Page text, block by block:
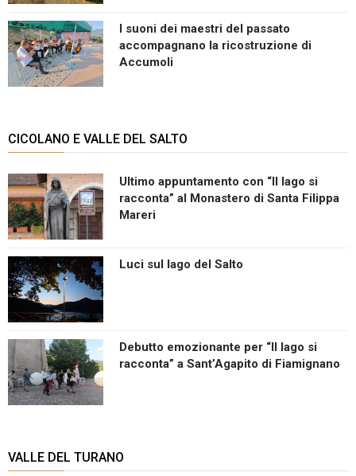
I suoni dei maestri del passato
accompagnano la ricostruzione di
Accumoli
CICOLANO E VALLE DEL SALTO
Ultimo appuntamento con “Il lago si
racconta” al Monastero di Santa Filippa
Mareri
Luci sul lago del Salto
Debutto emozionante per “Il lago si
racconta” a Sant’Agapito di Fiamignano
VALLE DEL TURANO